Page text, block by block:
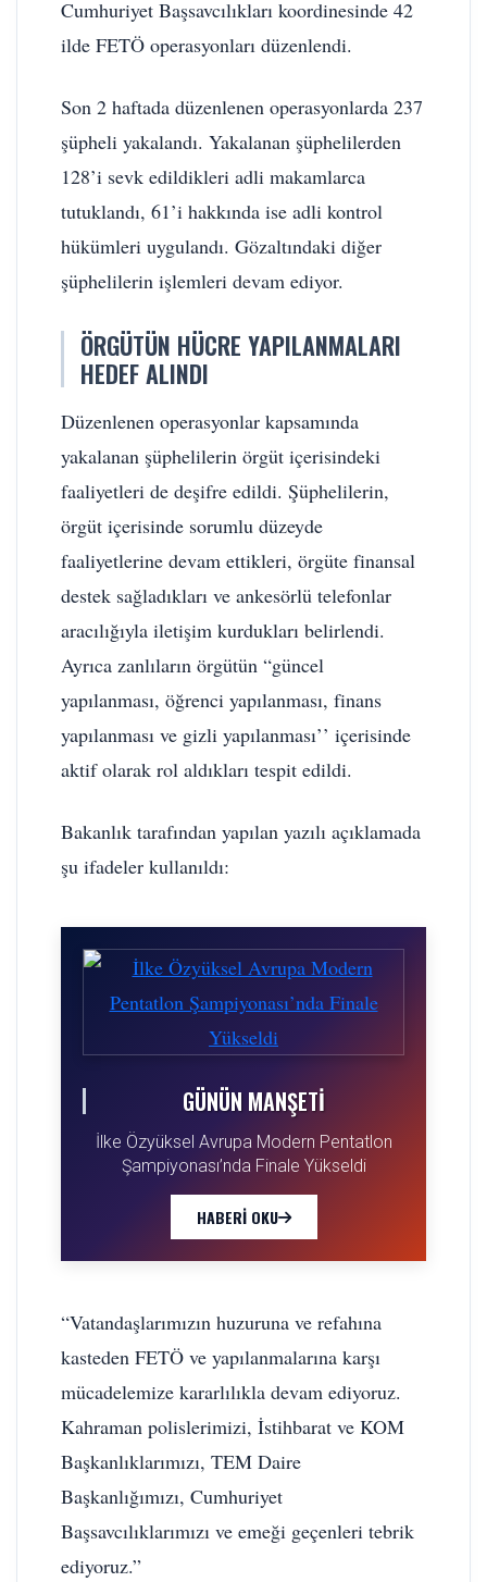
Cumhuriyet Başsavcılıkları koordinesinde 42
ilde FETÖ operasyonları düzenlendi.
Son 2 haftada düzenlenen operasyonlarda 237
şüpheli yakalandı. Yakalanan şüphelilerden
128’i sevk edildikleri adli makamlarca
tutuklandı, 61’i hakkında ise adli kontrol
hükümleri uygulandı. Gözaltındaki diğer
şüphelilerin işlemleri devam ediyor.
ÖRGÜTÜN HÜCRE YAPILANMALARI
HEDEF ALINDI
Düzenlenen operasyonlar kapsamında
yakalanan şüphelilerin örgüt içerisindeki
faaliyetleri de deşifre edildi. Şüphelilerin,
örgüt içerisinde sorumlu düzeyde
faaliyetlerine devam ettikleri, örgüte finansal
destek sağladıkları ve ankesörlü telefonlar
aracılığıyla iletişim kurdukları belirlendi.
Ayrıca zanlıların örgütün “güncel
yapılanması, öğrenci yapılanması, finans
yapılanması ve gizli yapılanması’’ içerisinde
aktif olarak rol aldıkları tespit edildi.
Bakanlık tarafından yapılan yazılı açıklamada
şu ifadeler kullanıldı:
GÜNÜN MANŞETI
İlke Özyüksel Avrupa Modern Pentatlon
Şampiyonası’nda Finale Yükseldi
HABERI OKU
“Vatandaşlarımızın huzuruna ve refahına
kasteden FETÖ ve yapılanmalarına karşı
mücadelemize kararlılıkla devam ediyoruz.
Kahraman polislerimizi, İstihbarat ve KOM
Başkanlıklarımızı, TEM Daire
Başkanlığımızı, Cumhuriyet
Başsavcılıklarımızı ve emeği geçenleri tebrik
ediyoruz.”